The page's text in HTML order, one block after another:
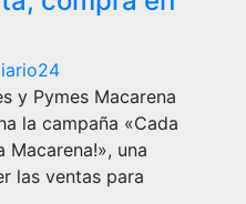
y Pymes Macarena
la campaña «Cada
Macarena!», una
las ventas para